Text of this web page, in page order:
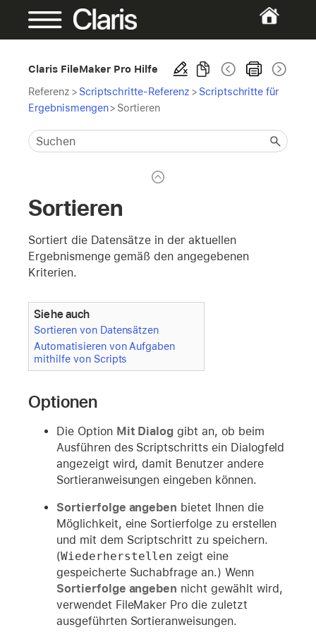
Claris FileMaker Pro Hilfe
Referenz > Scriptschritte-Referenz > Scriptschritte für
Ergebnismengen> Sortieren
Sortieren
Sortiert die Datensätze in der aktuellen
Ergebnismenge gemäß den angegebenen
Kriterien.
Siehe auch
Sortieren von Datensätzen
Automatisieren von Aufgaben
mithilfe von Scripts
Optionen
Die Option Mit Dialog gibt an, ob beim
Ausführen des Scriptschritts ein Dialogfeld
angezeigt wird, damit Benutzer andere
Sortieranweisungen eingeben können.
Sortierfolge angeben bietet Ihnen die
Möglichkeit, eine Sortierfolge zu erstellen
und mit dem Scriptschritt zu speichern.
(Wiederherstellen zeigt eine
gespeicherte Suchabfrage an.) Wenn
Sortierfolge angeben nicht gewählt wird,
verwendet FileMaker Pro die zuletzt
ausgeführten Sortieranweisungen.